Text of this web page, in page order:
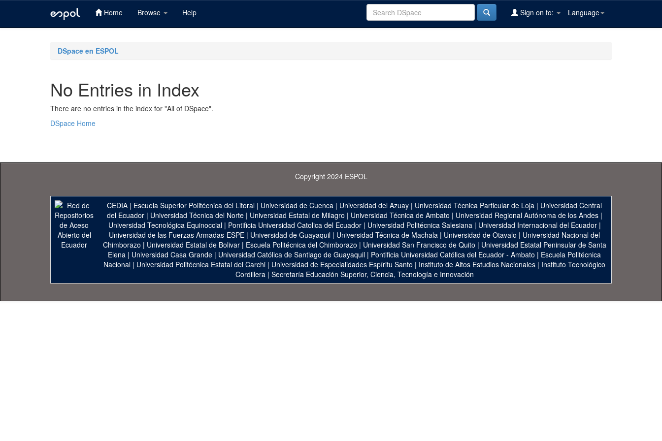
Home Browse Help Language
Sign on to:
DSpace en ESPOL
No Entries in Index
There are no entries in the index for "All of DSpace".
DSpace Home
Copyright 2024 ESPOL
CEDIA | Escuela Superior Politécnica del Litoral | Universidad de Cuenca | Universidad del Azuay | Universidad Técnica Particular de Loja | Universidad Central
del Ecuador| Universidad Técnica del Norte| Universidad Estatal de Milagro | Universidad Técnica de Ambato | Universidad Regional Autónoma de los Andes|
Universidad Tecnológica Equinoccial| Pontificia Universidad Catolica del Ecuador| Universidad Politécnica Salesiana| Universidad Internacional del Ecuador|
Universidad de las Fuerzas Armadas-ESPE | Universidad de Guayaquil | Universidad Técnica de Machala | Universidad de Otavalo | Universidad Nacional del
Chimborazo | Universidad Estatal de Bolivar| Escuela Politécnica del Chimborazo | Universidad San Francisco de Quito | Universidad Estatal Peninsular de Santa
Elena | Universidad Casa Grande | Universidad Católica de Santiago de Guayaquil | Pontificia Universidad Católica del Ecuador - Ambato | Escuela Politécnica
Nacional | Universidad Politécnica Estatal del Carchi | Universidad de Especialidades Espíritu Santo | Instituto de Altos Estudios Nacionales | Instituto Tecnológico
Cordillera| Secretaría Educación Superior, Ciencia, Tecnología e Innovación